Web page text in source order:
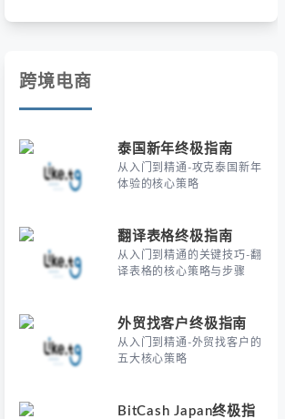
跨境电商
泰国新年终极指南
从入门到精通-攻克泰国新年
体验的核心策略
翻译表格终极指南
从入门到精通的关键技巧-翻
译表格的核心策略与步骤
外贸找客户终极指南
从入门到精通-外贸找客户的
五大核心策略
BitCash Japan终极指